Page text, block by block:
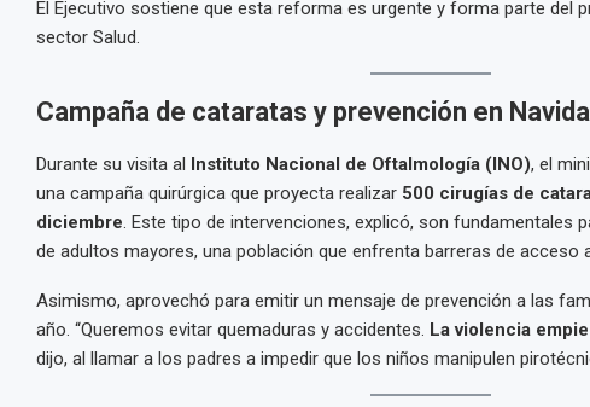
El Ejecutivo sostiene que esta reforma es urgente y forma parte del
sector Salud.
Campaña de cataratas y prevención en
Durante su visita al Instituto Nacional de Oftalmología (INO), el
una campaña quirúrgica que proyecta realizar 500 cirugías de
diciembre. Este tipo de intervenciones, explicó, son fundamentales
de adultos mayores, una población que enfrenta barreras de acceso
Asimismo, aprovechó para emitir un mensaje de prevención a las
año. “Queremos evitar quemaduras y accidentes. La violencia
dijo, al llamar a los padres a impedir que los niños manipulen